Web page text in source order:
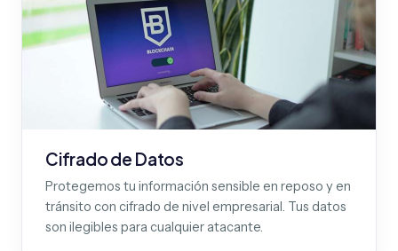
Cifrado de Datos
Protegemos tu información sensible en reposo y en
tránsito con cifrado de nivel empresarial. Tus datos
son ilegibles para cualquier atacante.